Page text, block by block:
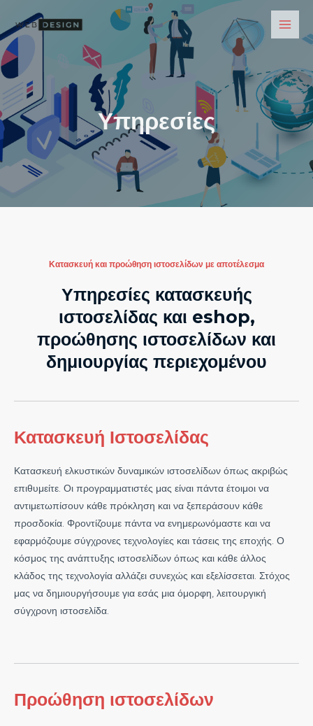
content
Main
Υπηρεσίες
Κατασκευή και προώθηση ιστοσελίδων με αποτέλεσμα
Υπηρεσίες κατασκευής
ιστοσελίδας και eshop,
προώθησης ιστοσελίδων και
δημιουργίας περιεχομένου
Κατασκευή Ιστοσελίδας
Κατασκευή ελκυστικών δυναμικών ιστοσελίδων όπως ακριβώς
επιθυμείτε. Οι προγραμματιστές μας είναι πάντα έτοιμοι να
αντιμετωπίσουν κάθε πρόκληση και να ξεπεράσουν κάθε
προσδοκία. Φροντίζουμε πάντα να ενημερωνόμαστε και να
εφαρμόζουμε σύγχρονες τεχνολογίες και τάσεις της εποχής. Ο
κόσμος της ανάπτυξης ιστοσελίδων όπως και κάθε άλλος
κλάδος της τεχνολογία αλλάζει συνεχώς και εξελίσσεται. Στόχος
μας να δημιουργήσουμε για εσάς μια όμορφη, λειτουργική
σύγχρονη ιστοσελίδα.
Προώθηση ιστοσελίδων